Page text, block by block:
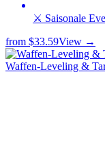
⚔️ Saisonale
from $33.59View →
Waffen-Leveling &